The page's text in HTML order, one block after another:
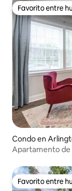
Favorito entre
Favorito entre
Condo en
Apartamento
Favorito entre
Favorito entre